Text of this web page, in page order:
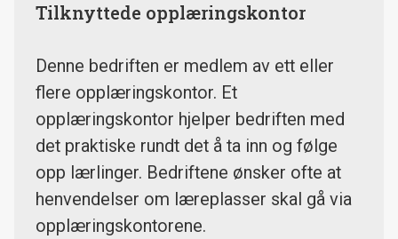
Tilknyttede opplæringskontor
Denne bedriften er medlem av ett eller
flere opplæringskontor. Et
opplæringskontor hjelper bedriften med
det praktiske rundt det å ta inn og følge
opp lærlinger. Bedriftene ønsker ofte at
henvendelser om læreplasser skal gå via
opplæringskontorene.